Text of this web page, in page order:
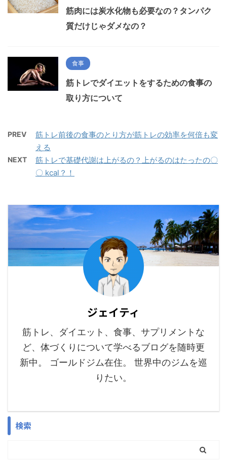
筋肉には炭水化物も必要なの？タンパク
質だけじゃダメなの？
食事
筋トレでダイエットをするための食事の
取り方について
PREV
筋トレ前後の食事のとり方が筋トレの効率を何倍も変
える
NEXT
筋トレで基礎代謝は上がるの？上がるのはたったの〇
〇 kcal？！
ジェイティ
筋トレ、ダイエット、食事、サプリメントな
ど、体づくりについて学べるブログを随時更
新中。 ゴールドジム在住。 世界中のジムを巡
りたい。
検索